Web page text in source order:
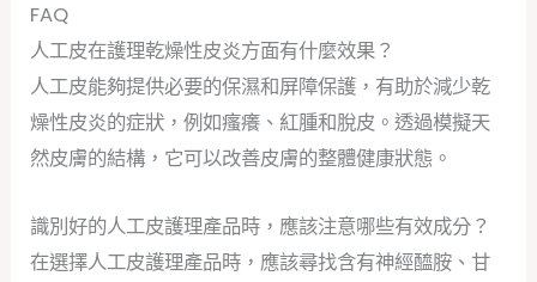
FAQ
人工皮在護理乾燥性皮炎方面有什麼效果？
人工皮能夠提供必要的保濕和屏障保護，有助於減少乾
燥性皮炎的症狀，例如瘙癢、紅腫和脫皮。透過模擬天
然皮膚的結構，它可以改善皮膚的整體健康狀態。
識別好的人工皮護理產品時，應該注意哪些有效成分？
在選擇人工皮護理產品時，應該尋找含有神經醯胺、甘